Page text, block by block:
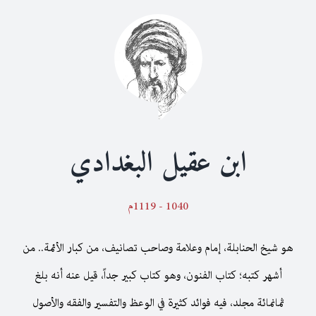
Français
ابن عقيل البغدادي
1040 - 1119م
هو شيخ الحنابلة، إمام وعلامة وصاحب تصانيف، من كبار الأئمة.. من
أشهر كتبه؛ كتاب الفنون، وهو كتاب كبير جداً، قيل عنه أنه بلغ
ثمانمائة مجلد، فيه فوائد كثيرة في الوعظ والتفسير والفقه والأصول